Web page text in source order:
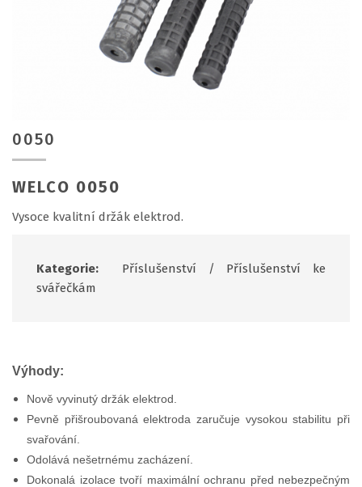
0050
WELCO 0050
Vysoce kvalitní držák elektrod.
Kategorie: Příslušenství /
Příslušenství ke
svářečkám
Výhody:
Nově vyvinutý držák elektrod.
Pevně přišroubovaná elektroda zaručuje vysokou stabilitu při
svařování.
Odolává nešetrnému zacházení.
Dokonalá izolace tvoří maximální ochranu před nebezpečným